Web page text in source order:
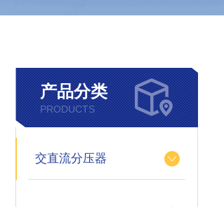
产品分类
PRODUCTS
交直流分压器